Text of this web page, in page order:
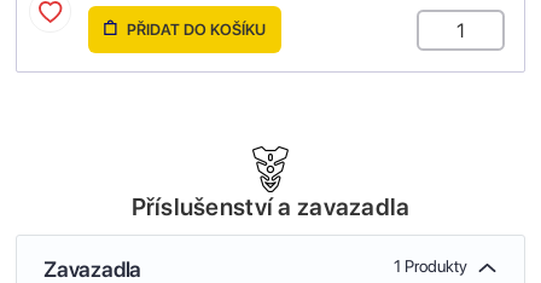
PŘIDAT DO KOŠÍKU
Příslušenství a zavazadla
Zavazadla 1 Produkty